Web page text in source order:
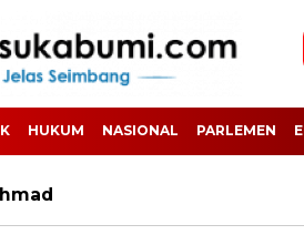
HUKUM NASIONAL PARLEMEN